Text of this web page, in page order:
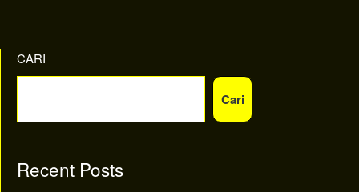
CARI
Cari
Recent Posts